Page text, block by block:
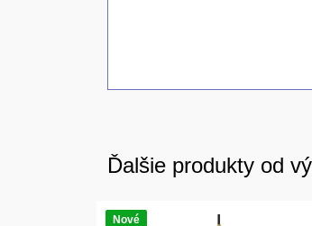
Ďalšie produkty od
Nové